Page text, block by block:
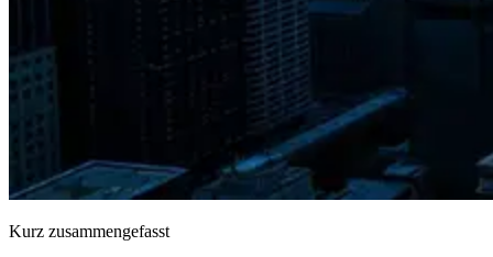
Kurz zusammengefasst